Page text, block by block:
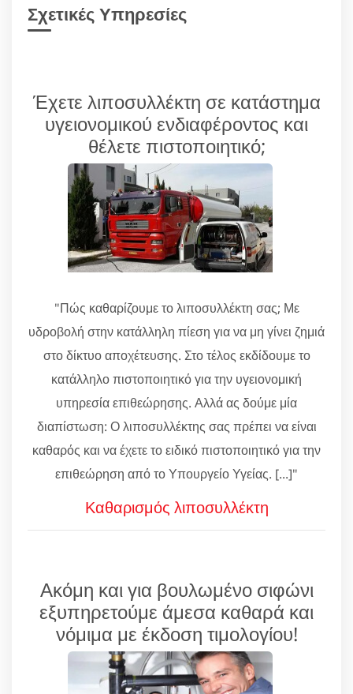
Σχετικές Υπηρεσίες
Έχετε λιποσυλλέκτη σε κατάστημα
υγειονομικού ενδιαφέροντος και
θέλετε πιστοποιητικό;
"Πώς καθαρίζουμε το λιποσυλλέκτη σας; Με
υδροβολή στην κατάλληλη πίεση για να μη γίνει ζημιά
στο δίκτυο αποχέτευσης. Στο τέλος εκδίδουμε το
κατάλληλο πιστοποιητικό για την υγειονομική
υπηρεσία επιθεώρησης. Αλλά ας δούμε μία
διαπίστωση: Ο λιποσυλλέκτης σας πρέπει να είναι
καθαρός και να έχετε το ειδικό πιστοποιητικό για την
επιθεώρηση από το Υπουργείο Υγείας. [...]"
Καθαρισμός λιποσυλλέκτη
Ακόμη και για βουλωμένο σιφώνι
εξυπηρετούμε άμεσα καθαρά και
νόμιμα με έκδοση τιμολογίου!